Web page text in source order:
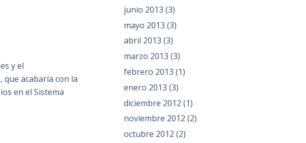
y el
acabaría con la
en el Sistema
junio 2013 (3)
mayo 2013 (3)
abril 2013 (3)
marzo 2013 (3)
febrero 2013 (1)
enero 2013 (3)
diciembre 2012 (1)
noviembre 2012 (2)
octubre 2012 (2)